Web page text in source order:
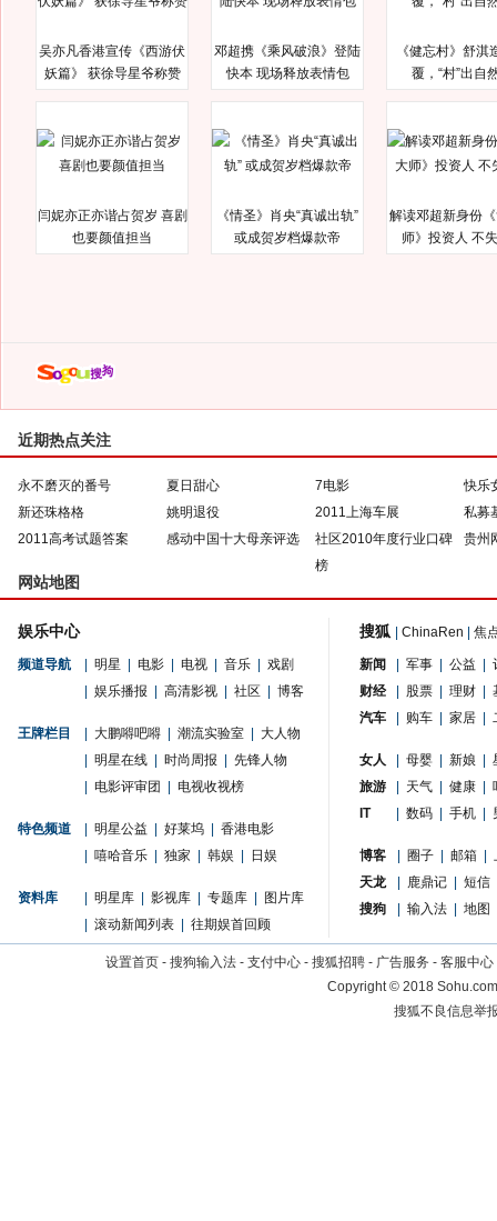
吴亦凡香港宣传《西游伏
妖篇》 获徐导星爷称赞
邓超携《乘风破浪》登陆
快本 现场释放表情包
《健忘村》舒淇
覆，“村”出自
闫妮亦正亦谐占贺岁 喜剧
也要颜值担当
《情圣》肖央“真诚出轨”
或成贺岁档爆款帝
解读邓超新身份
师》投资人 不
近期热点关注
永不磨灭的番号 夏日甜心 7电影
快乐
新还珠格格
姚明退役 2011上海车展
私募
2011高考试题答案
感动中国十大母亲评选
社区2010年度行业口碑
榜
贵州
网站地图
娱乐中心
频道导航 明星 电影 电视 音乐
戏剧
娱乐播报 高清影视 社区 博客
王牌栏目 大鹏嘚吧嘚 潮流实验室
大人物
明星在线 时尚周报
先锋人物
电影评审团 电视收视榜
特色频道 明星公益 好莱坞
香港电影
嘻哈音乐 独家 韩娱 日娱
资料库 明星库 影视库 专题库
图片库
滚动新闻列表 往期娱首回顾
搜狐 ChinaRen 焦
新闻 军事 公益
财经
股票 理财
汽车
购车 家居
女人 母婴 新娘
旅游
天气 健康
IT
数码 手机
博客 圈子 邮箱
天龙
鹿鼎记
短信
搜狗
输入法 地图
设置首页 - 搜狗输入法 - 支付中心 - 搜狐招聘 - 广告服务 - 客服中心
Copyright©2018
搜狐不良信息举